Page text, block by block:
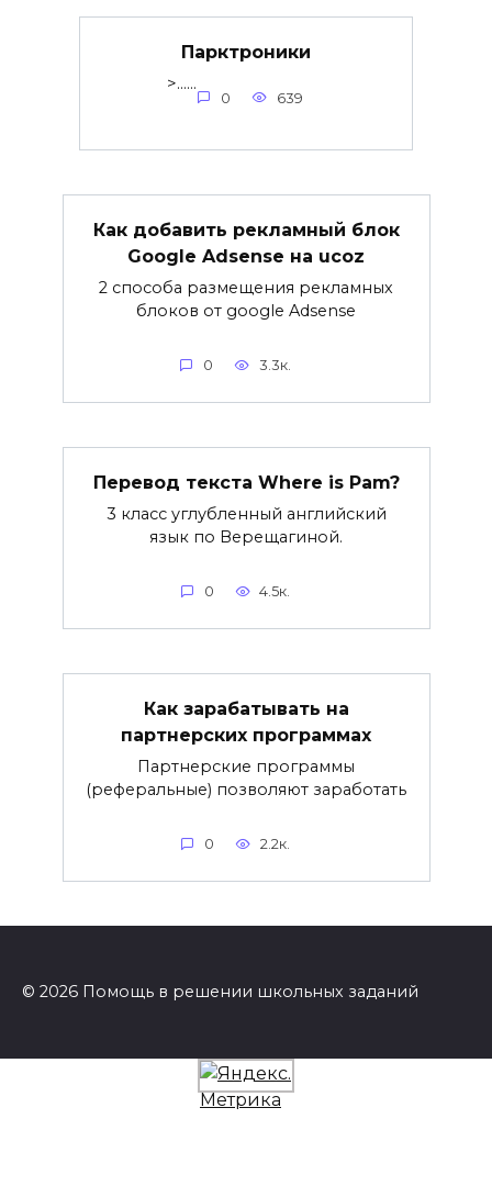
Парктроники
>......
0 639
Как добавить рекламный блок
Google Adsense на ucoz
2 способа размещения рекламных
блоков от google Adsense
0 3.3к.
Перевод текста Where is Pam?
3 класс углубленный английский
язык по Верещагиной.
0 4.5к.
Как зарабатывать на
партнерских программах
Партнерские программы
(реферальные) позволяют заработать
0 2.2к.
© 2026 Помощь в решении школьных заданий